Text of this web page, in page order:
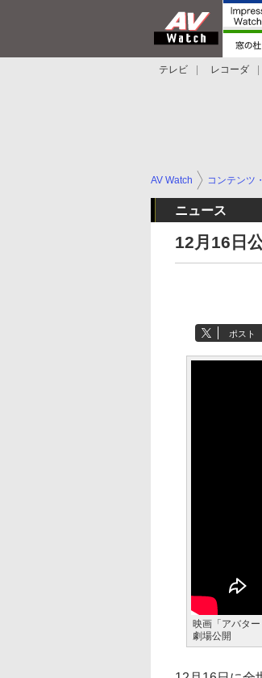
テレビ レコーダ
AV Watch コンテンツ
ニュース
12月16日
ポスト
映画「アバタ
劇場公開